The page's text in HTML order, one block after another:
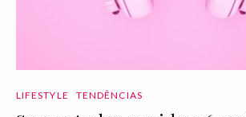
LIFESTYLE TENDÊNCIAS